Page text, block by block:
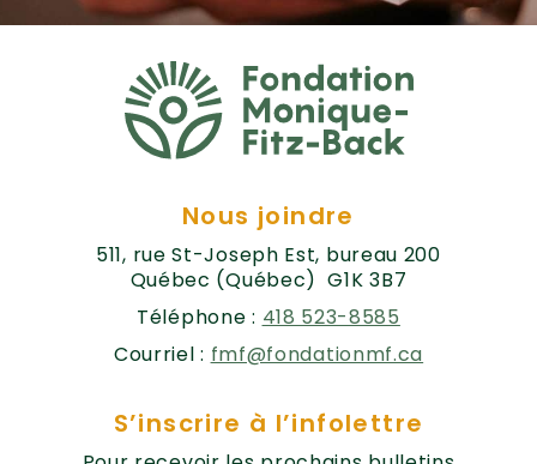
Nous joindre
511, rue St-Joseph Est, bureau 200
Québec (Québec) G1K 3B7
Téléphone : 418 523-8585
Courriel : fmf@fondationmf.ca
S’inscrire à l’infolettre